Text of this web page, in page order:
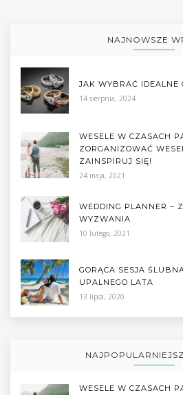
NAJNOWSZE
JAK WYBRAĆ IDEALNE
14 sierpnia, 2024
WESELE W CZASACH
ZORGANIZOWAĆ
ZAINSPIRUJ SIĘ!
24 maja, 2021
WEDDING PLANNER –
WYZWANIA
10 lutego, 2021
GORĄCA SESJA
UPALNEGO LATA
13 lipca, 2020
WESELE W CZASACH